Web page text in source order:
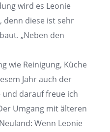
wird es Leonie
denn diese ist sehr
„Neben den
wie Reinigung, Küche
Jahr auch der
und darauf freue ich
Umgang mit älteren
Wenn Leonie